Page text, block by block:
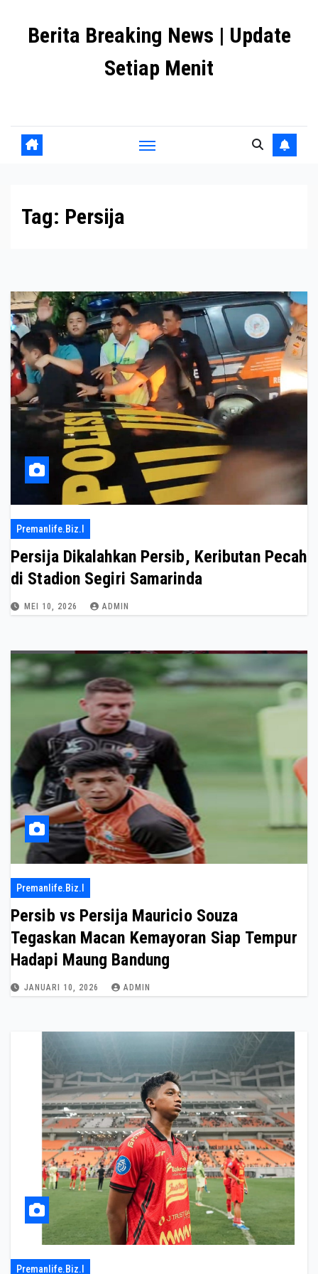
Berita Breaking News | Update
Setiap Menit
Tag: Persija
Premanlife.biz.i
Persija Dikalahkan Persib, Keributan Pecah
di Stadion Segiri Samarinda
MEI 10, 2026 ADMIN
Premanlife.biz.i
Persib vs Persija Mauricio Souza
Tegaskan Macan Kemayoran Siap Tempur
Hadapi Maung Bandung
JANUARI 10, 2026 ADMIN
Premanlife.biz.i